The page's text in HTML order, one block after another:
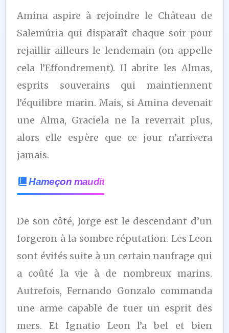
Amina aspire à rejoindre le Château de
Salemúria qui disparaît chaque soir pour
rejaillir ailleurs le lendemain (on appelle
cela l’Effondrement). Il abrite les Almas,
esprits souverains qui maintiennent
l’équilibre marin. Mais, si Amina devenait
une Alma, Graciela ne la reverrait plus,
alors elle espère que ce jour n’arrivera
jamais.
Hameçon maudit
De son côté, Jorge est le descendant d’un
forgeron à la sombre réputation. Les Leon
sont évités suite à un certain naufrage qui
a coûté la vie à de nombreux marins.
Autrefois, Fernando Gonzalo commanda
une arme capable de tuer un esprit des
mers. Et Ignatio Leon l’a bel et bien